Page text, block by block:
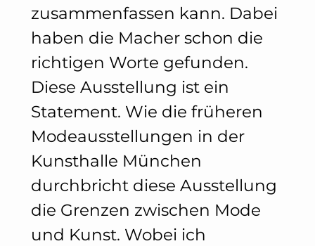
zusammenfassen kann. Dabei
haben die Macher schon die
richtigen Worte gefunden.
Diese Ausstellung ist ein
Statement. Wie die früheren
Modeausstellungen in der
Kunsthalle München
durchbricht diese Ausstellung
die Grenzen zwischen Mode
und Kunst. Wobei ich